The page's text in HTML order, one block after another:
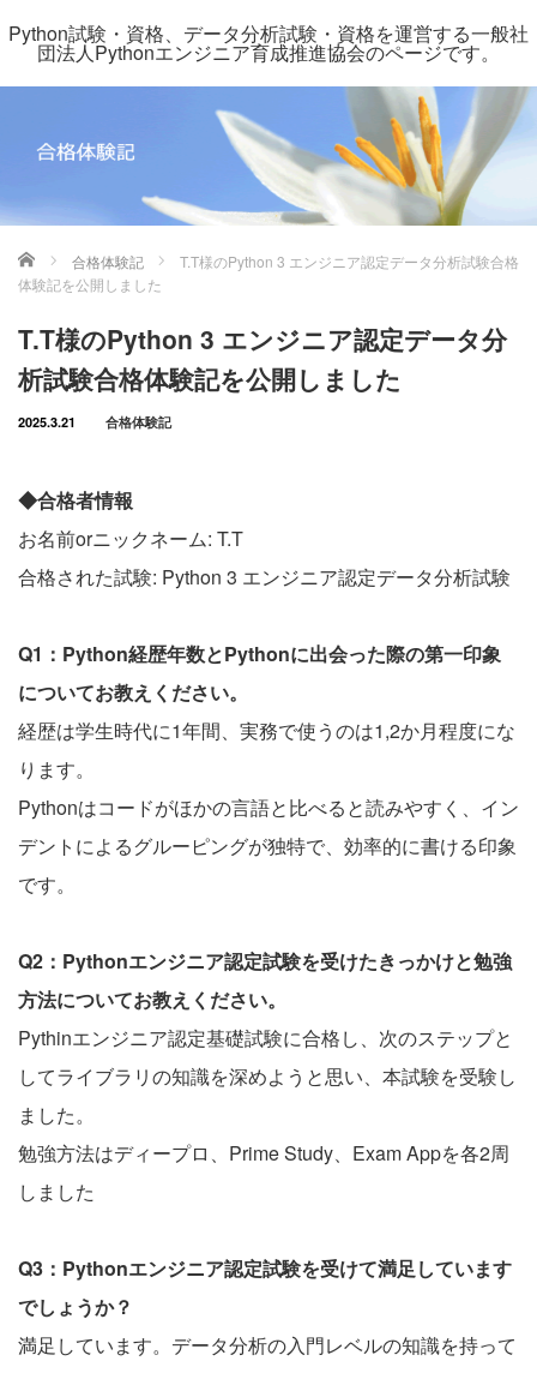
Python試験・資格、データ分析試験・資格を運営する一般社
団法人Pythonエンジニア育成推進協会のページです。
ホーム 合格体験記
T.T様のPython 3 エンジニア認定データ分析試験合格
体験記を公開しました
T.T様のPython 3 エンジニア認定データ分
析試験合格体験記を公開しました
2025.3.21 合格体験記
◆合格者情報
お名前orニックネーム: T.T
合格された試験: Python 3 エンジニア認定データ分析試験
Q1：Python経歴年数とPythonに出会った際の第一印象
についてお教えください。
経歴は学生時代に1年間、実務で使うのは1,2か月程度にな
ります。
Pythonはコードがほかの言語と比べると読みやすく、イン
デントによるグルーピングが独特で、効率的に書ける印象
です。
Q2：Pythonエンジニア認定試験を受けたきっかけと勉強
方法についてお教えください。
Pythinエンジニア認定基礎試験に合格し、次のステップと
してライブラリの知識を深めようと思い、本試験を受験し
ました。
勉強方法はディープロ、Prime Study、Exam Appを各2周
しました
Q3：Pythonエンジニア認定試験を受けて満足しています
でしょうか？
満足しています。データ分析の入門レベルの知識を持って